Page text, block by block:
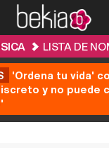
LISTA DE
'Ordena tu vida'
y no puede